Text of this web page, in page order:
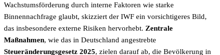
Wachstumsförderung durch interne Faktoren wie starke
Binnennachfrage glaubt, skizziert der IWF ein vorsichtigeres Bild,
das insbesondere externe Risiken hervorhebt. Zentrale
Maßnahmen, wie das in Deutschland angestrebte
Steueränderungsgesetz 2025, zielen darauf ab, die Bevölkerung in